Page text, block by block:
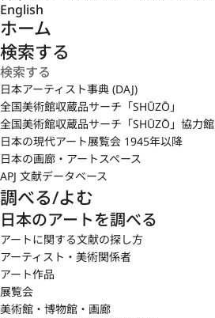
English
ホーム
検索する
日本アーティスト事典 (DAJ)
全国美術館収蔵品サーチ「SHŪZŌ」
全国美術館収蔵品サーチ「SHŪZŌ」協力館
日本の現代アート展覧会 1945年以降
日本の画廊・アートスペース
APJ 文献データベース
調べる/よむ
日本のアートを調べる
アートに関する文献の探し方
アーティスト・美術関係者
アート作品
展覧会
美術館・博物館・画廊